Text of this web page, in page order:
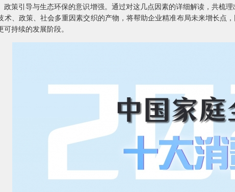
政策引导与生态环保的意识增强。通过对这几点因素的详细解读，共梳
术、政策、社会多重因素交织的产物，将帮助企业精准布局未来增长点
可持续的发展阶段。